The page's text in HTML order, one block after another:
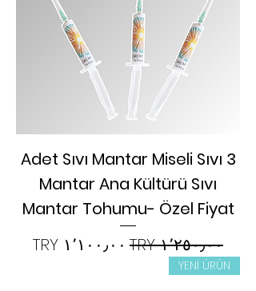
3 Adet Sıvı Mantar Miseli Sıvı
Mantar Ana Kültürü Sıvı
Mantar Tohumu- Özel Fiyat
سعر عادي
سعر البيع
YENİ ÜRÜN